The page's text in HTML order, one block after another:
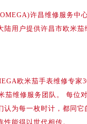
字楼8层805室（需提前
写字楼A座13层1304室
塔（中央广场）A1座
（万象城）15层1508
字楼A塔7层704室（需
心大厦南塔写字楼15
楼17层1701室（需提前
楼1座30层05室（需提
B座11层1104室（需提
许昌维修服务中
陆用户提供许昌市欧米
欧米茄手表维修专家
维修服务团队。 每位
为每一枚时计，都同
能得以世代相传。